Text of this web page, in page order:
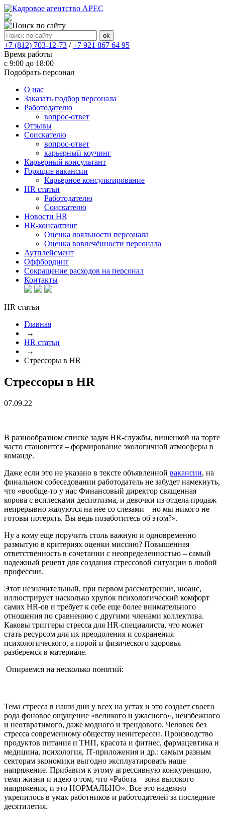
+7 (812) 703-12-73 /+7 921 867 64 95
Время работы
с 9:00 до 18:00
Подобрать персонал
О нас
Заказать подбор персонала
Работодателю
вопрос-ответ
Отзывы
Соискателю
вопрос-ответ
карьерный коучинг
Карьерный консультант
Горящие вакансии
Карьерное консультирование
HR статьи
Работодателю
Соискателю
Новости HR
HR-консалтинг
Оценка лояльности персонала
Оценка вовлечённости персонала
Аутплейсмент
Оффбординг
Сокращение расходов на персонал
Контакты
HR статьи
Главная
→
HR статьи
→
Стрессоры в HR
Стрессоры в HR
07.09.22
В разнообразном списке задач HR-службы, вишенкой на торте
часто становится – формирование экологичной атмосферы в
команде.
Даже если это не указано в тексте объявленной вакансии, на
финальном собеседовании работодатель не забудет намекнуть,
что «вообще-то у нас Финансовый директор священная
корова с всплесками деспотизма, и девочки из отдела продаж
непрерывно жалуются на нее со слезами – но мы никого не
готовы потерять. Вы ведь позаботитесь об этом?».
Ну а кому еще поручить столь важную и одновременно
размытую в критериях оценки миссию? Повышенная
ответственность в сочетании с неопределенностью – самый
надежный рецепт для создания стрессовой ситуации в любой
профессии.
Этот незначительный, при первом рассмотрении, нюанс,
иллюстрирует насколько хрупок психологический комфорт
самих HR-ов и требует к себе еще более внимательного
отношения по сравнению с другими членами коллектива.
Каковы триггеры стресса для HR-специалиста, что может
стать ресурсом для их преодоления и сохранения
психологического, а порой и физического здоровья –
разберемся в материале.
Опираемся на несколько понятий:
Тема стресса в наши дни у всех на устах и это создает своего
рода фоновое ощущение «великого и ужасного», неизбежного
и неотвратимого, даже модного и трендового. Человек без
стресса современному обществу неинтересен. Производство
продуктов питания и ТНП, красота и фитнес, фармацевтика и
медицина, психология, IT-приложения и др.: самым разным
секторам экономики выгодно эксплуатировать наше
напряжение. Прибавим к этому агрессивную конкуренцию,
темп жизни и идею о том, что «Работа – зона высокого
напряжения, и это НОРМАЛЬНО». Все это надежно
укрепилось в умах работников и работодателей за последние
десятилетия.